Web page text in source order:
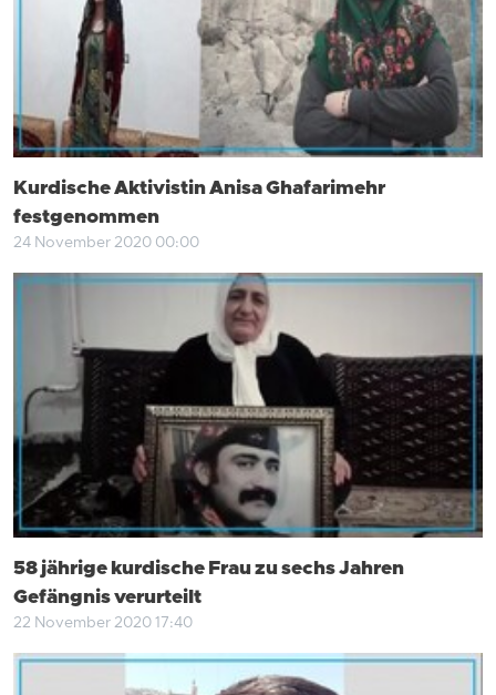
Kurdische Aktivistin Anisa Ghafarimehr
festgenommen
24 November 2020 00:00
58 jährige kurdische Frau zu sechs Jahren
Gefängnis verurteilt
22 November 2020 17:40